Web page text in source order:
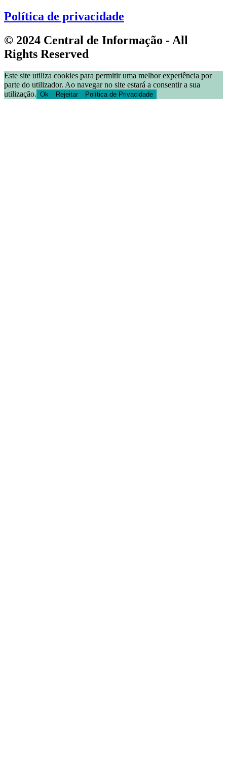
Política de privacidade
© 2024 Central de Informação - All
Rights Reserved
Este site utiliza cookies para permitir uma melhor experiência por
parte do utilizador. Ao navegar no site estará a consentir a sua
utilização. Ok Rejeitar Política de Privacidade